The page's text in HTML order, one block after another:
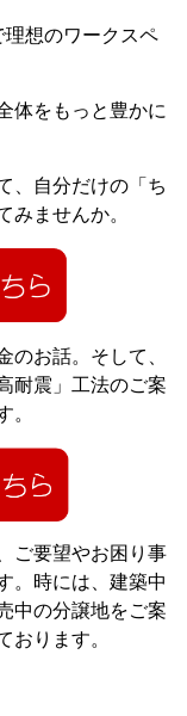
想のワークスペ
体をもっと豊かに
、自分だけの「ち
みませんか。
のお話。そして、
耐震」工法のご案
。
ご要望やお困り事
。時には、建築中
中の分譲地をご案
おります。